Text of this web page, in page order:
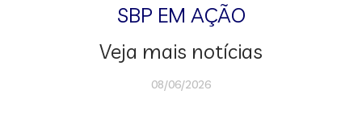
SBP EM AÇÃO
Veja mais notícias
08/06/2026